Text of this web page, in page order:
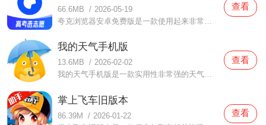
66.6MB / 2026-05-19
查看
我的天气手机版
13.6MB / 2026-02-02
我的天气手机版是一款实用性非常强的天气预报软件，在这款我的天气手机版中提供了非常多不同地区的天气预报，所涉及的城市覆盖范围广泛，用户们都可以根据实时的位置来进行浏览，不仅可以了解当下的天气情况，还提供了未来十五天的天气，你们都可以更好的为接下来的天气做
查看
掌上飞车旧版本
86.39M / 2026-01-22
查看